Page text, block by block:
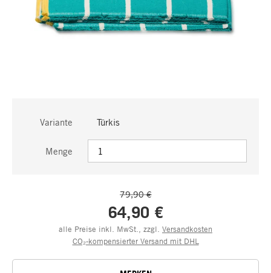
Variante Türkis
Menge
79,90 €
64,90 €
alle Preise inkl. MwSt., zzgl. Versandkosten
CO₂-kompensierter Versand mit DHL